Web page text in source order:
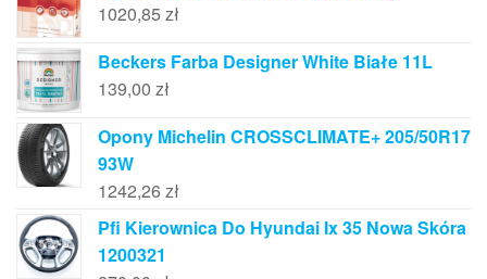
1020,85 zł
Beckers Farba Designer White Białe 11L
139,00 zł
Opony Michelin CROSSCLIMATE+ 205/50R17
93W
1242,26 zł
Pfi Kierownica Do Hyundai Ix 35 Nowa Skóra
1200321